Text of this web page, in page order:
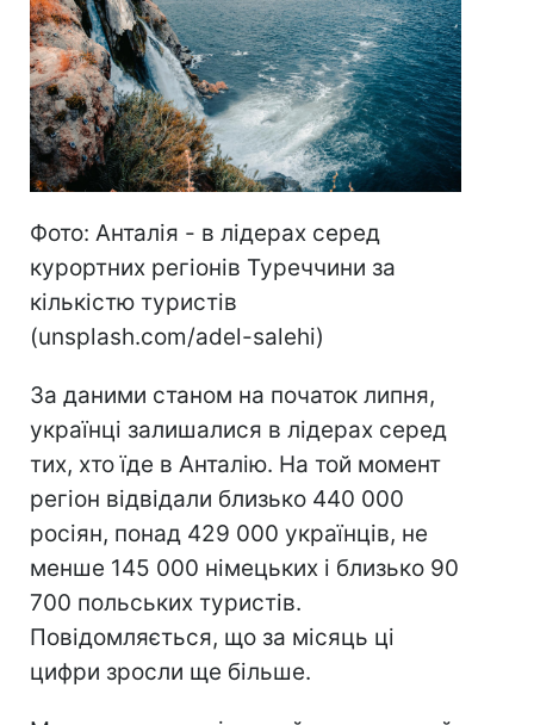
Фото: Анталія - в лідерах серед
курортних регіонів Туреччини за
кількістю туристів
(unsplash.com/adel-salehi)
За даними станом на початок липня,
українці залишалися в лідерах серед
тих, хто їде в Анталію. На той момент
регіон відвідали близько 440 000
росіян, понад 429 000 українців, не
менше 145 000 німецьких і близько 90
700 польських туристів.
Повідомляється, що за місяць ці
цифри зросли ще більше.